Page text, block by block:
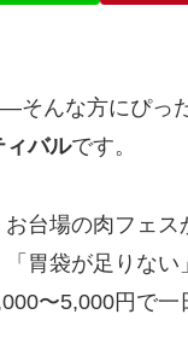
そんな方にぴっ
ィバルです。
台場の肉フェス
胃袋が足りない
〜5,000円で一